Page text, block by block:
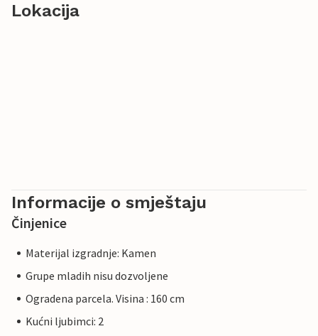
Lokacija
Informacije o smještaju
Činjenice
Materijal izgradnje: Kamen
Grupe mladih nisu dozvoljene
Ogradena parcela. Visina : 160 cm
Kućni ljubimci: 2